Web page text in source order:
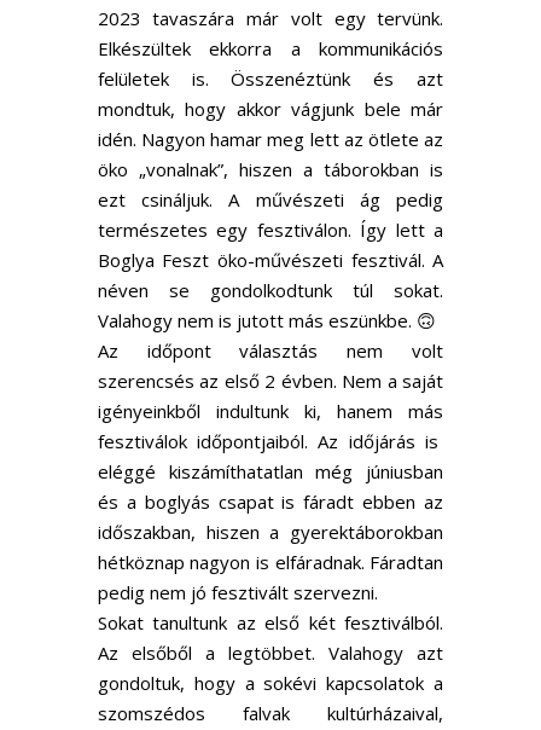
2023 tavaszára már volt egy tervünk.
Elkészültek ekkorra a kommunikációs
felületek is. Összenéztünk és azt
mondtuk, hogy akkor vágjunk bele már
idén. Nagyon hamar meg lett az ötlete az
öko „vonalnak”, hiszen a táborokban is
ezt csináljuk. A művészeti ág pedig
természetes egy fesztiválon. Így lett a
Boglya Feszt öko-művészeti fesztivál. A
néven se gondolkodtunk túl sokat.
Valahogy nem is jutott más eszünkbe. 🙃
Az időpont választás nem volt
szerencsés az első 2 évben. Nem a saját
igényeinkből indultunk ki, hanem más
fesztiválok időpontjaiból. Az időjárás is
eléggé kiszámíthatatlan még júniusban
és a boglyás csapat is fáradt ebben az
időszakban, hiszen a gyerektáborokban
hétköznap nagyon is elfáradnak. Fáradtan
pedig nem jó fesztivált szervezni.
Sokat tanultunk az első két fesztiválból.
Az elsőből a legtöbbet. Valahogy azt
gondoltuk, hogy a sokévi kapcsolatok a
szomszédos falvak kultúrházaival,